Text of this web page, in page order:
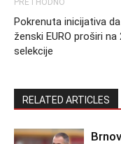
PRETHODNO
Pokrenuta inicijativa
ženski EURO proširi na
selekcije
RELATED ARTICLES